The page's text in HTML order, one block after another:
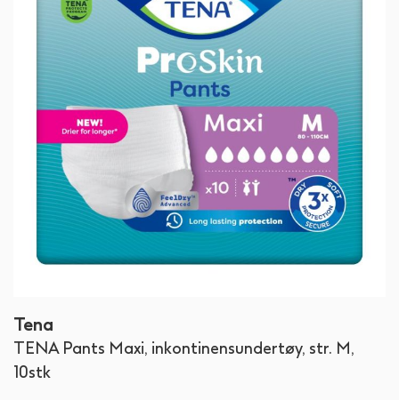
Tena
TENA Pants Maxi, inkontinensundertøy, str. M,
10stk
bildegalleri
til
begynnelsen
av